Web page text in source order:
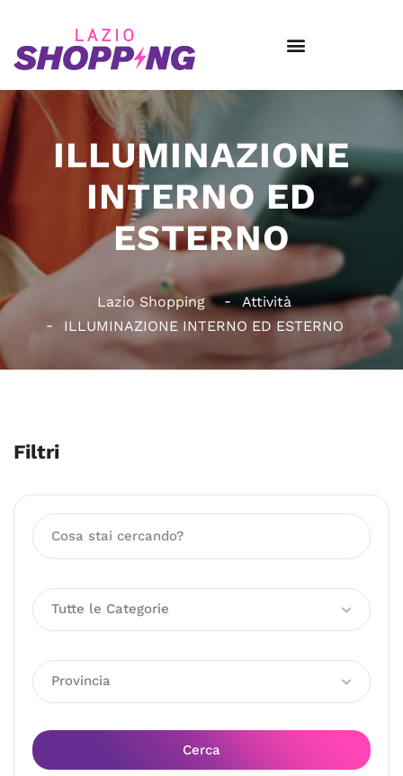
ILLUMINAZIONE
INTERNO ED
ESTERNO
Lazio Shopping
Attività
ILLUMINAZIONE INTERNO ED ESTERNO
Filtri
Tutte le Categorie
Provincia
Cerca